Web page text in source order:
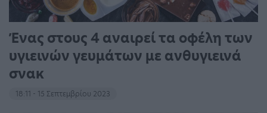
Ένας στους 4 αναιρεί τα οφέλη των
υγιεινών γευμάτων με ανθυγιεινά
σνακ
18:11 - 15 Σεπτεμβρίου 2023